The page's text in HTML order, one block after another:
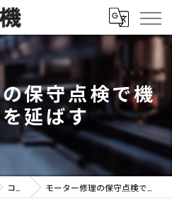
保守点検で機
延ばす
コラム モーター修理の保守点検で機器寿命を延ばす